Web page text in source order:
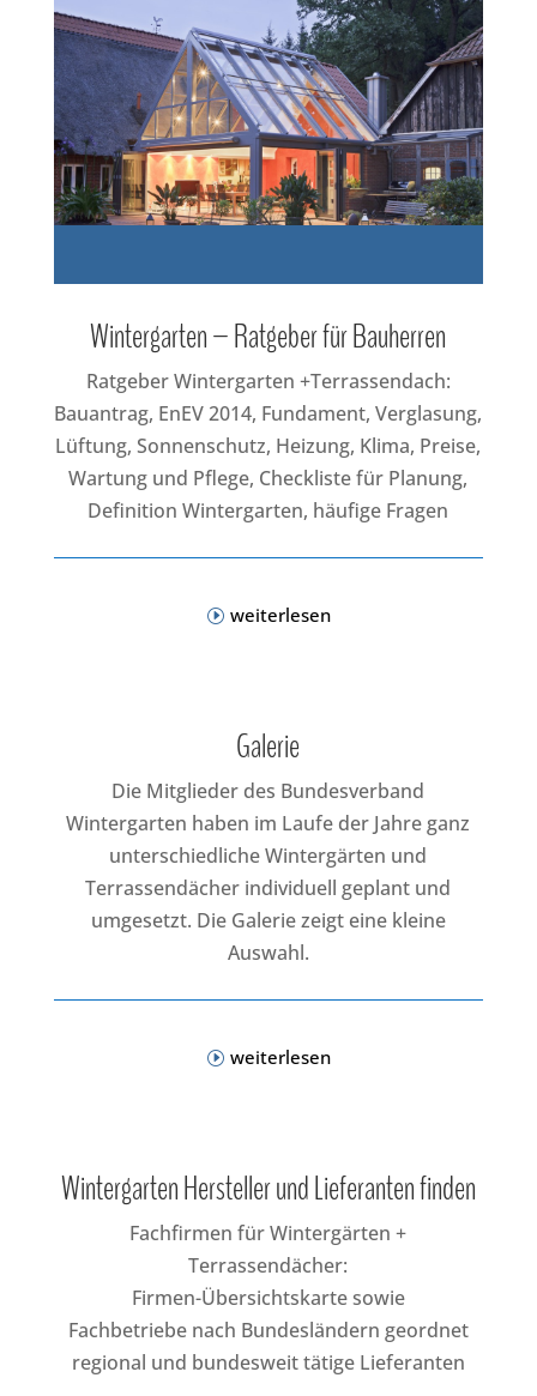
Wintergarten – Ratgeber für Bauherren
Ratgeber Wintergarten +Terrassendach:
Bauantrag, EnEV 2014, Fundament, Verglasung,
Lüftung, Sonnenschutz, Heizung, Klima, Preise,
Wartung und Pflege, Checkliste für Planung,
Definition Wintergarten, häufige Fragen
weiterlesen
Galerie
Die Mitglieder des Bundesverband
Wintergarten haben im Laufe der Jahre ganz
unterschiedliche Wintergärten und
Terrassendächer individuell geplant und
umgesetzt. Die Galerie zeigt eine kleine
Auswahl.
weiterlesen
Wintergarten Hersteller und Lieferanten finden
Fachfirmen für Wintergärten +
Terrassendächer:
Firmen-Übersichtskarte sowie
Fachbetriebe nach Bundesländern geordnet
regional und bundesweit tätige Lieferanten